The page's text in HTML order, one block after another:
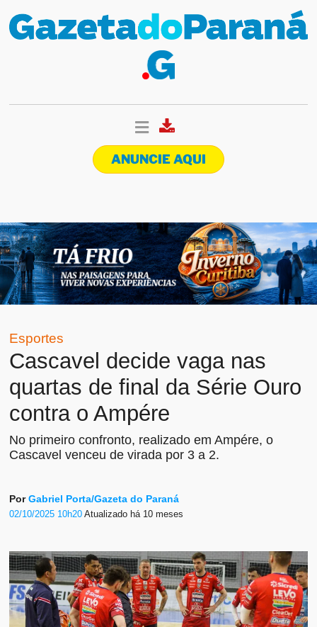
ANUNCIE AQUI
Esportes
Cascavel decide vaga nas
quartas de final da Série Ouro
contra o Ampére
No primeiro confronto, realizado em Ampére, o
Cascavel venceu de virada por 3 a 2.
PorGabriel Porta/Gazeta do Paraná
02/10/2025 10h20Atualizado há 10 meses